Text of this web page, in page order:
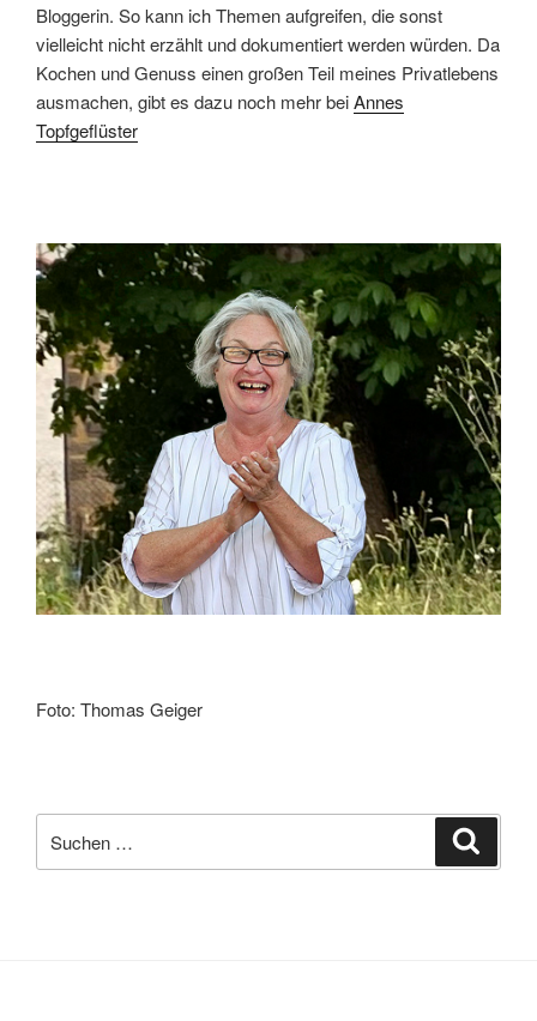
Bloggerin. So kann ich Themen aufgreifen, die sonst
vielleicht nicht erzählt und dokumentiert werden würden. Da
Kochen und Genuss einen großen Teil meines Privatlebens
ausmachen, gibt es dazu noch mehr beiAnnes
Topfgeflüster
Foto: Thomas Geiger
nach: